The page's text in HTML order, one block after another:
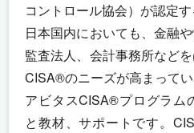
コントロール協会）が認定す
日本国内においても、金融
監査法人、会計事務所など
CISA®のニーズが高まってい
アビタスCISA®プログラム
と教材、サポートです。